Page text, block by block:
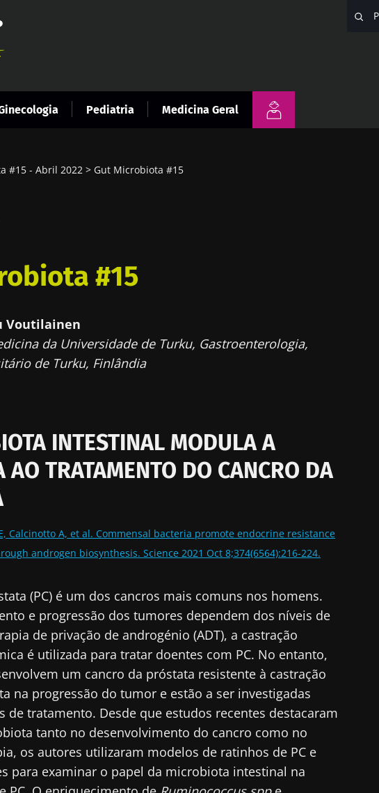
Pediatria Medicina Geral
#15 - Abril 2022 Gut Microbiota #15
#15
Voutilainen
da Universidade de Turku, Gastroenterologia,
de Turku, Finlândia
MODULA
DO
NA
DOS
INTESTINAL MODULA A
AO TRATAMENTO DO CANCRO DA
Calcinotto A, et al. Commensal bacteria promote endocrine resistance
androgen biosynthesis. Science 2021 Oct 8;374(6564):216-224.
(PC) é um dos cancros mais comuns nos homens.
e progressão dos tumores dependem dos níveis de
de privação de androgénio (ADT), a castração
é utilizada para tratar doentes com PC. No entanto,
um cancro da próstata resistente à castração
na progressão do tumor e estão a ser investigadas
de tratamento. Desde que estudos recentes destacaram
tanto no desenvolvimento do cancro como no
os autores utilizaram modelos de ratinhos de PC e
para examinar o papel da microbiota intestinal na